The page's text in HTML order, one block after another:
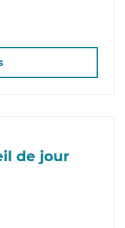
de jour